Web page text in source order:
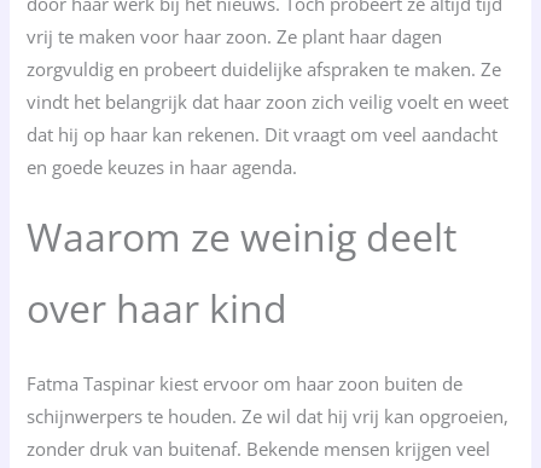
vrij te maken voor haar zoon. Ze plant haar dagen
zorgvuldig en probeert duidelijke afspraken te maken. Ze
vindt het belangrijk dat haar zoon zich veilig voelt en weet
dat hij op haar kan rekenen. Dit vraagt om veel aandacht
en goede keuzes in haar agenda.
Waarom ze weinig deelt
over haar kind
Fatma Taspinar kiest ervoor om haar zoon buiten de
schijnwerpers te houden. Ze wil dat hij vrij kan opgroeien,
zonder druk van buitenaf. Bekende mensen krijgen veel